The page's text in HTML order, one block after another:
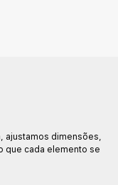
ajustamos dimensões,
que cada elemento se